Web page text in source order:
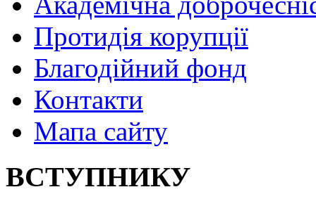
Протидія корупції
Благодійний фонд
Контакти
Мапа сайту
ВСТУПНИКУ